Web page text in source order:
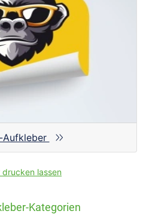
Aufkleber
lassen
Kategorien